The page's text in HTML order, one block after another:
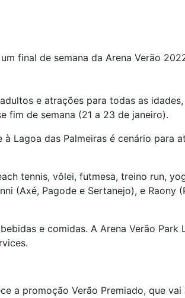
final de semana da Arena Verão
e atrações para todas as
fim de semana (21 a 23 de janeiro).
Lagoa das Palmeiras é cenário para
tennis, vôlei, futmesa, treino run,
(Axé, Pagode e Sertanejo), e Raony
e comidas. A Arena Verão Park
a promoção Verão Premiado, que